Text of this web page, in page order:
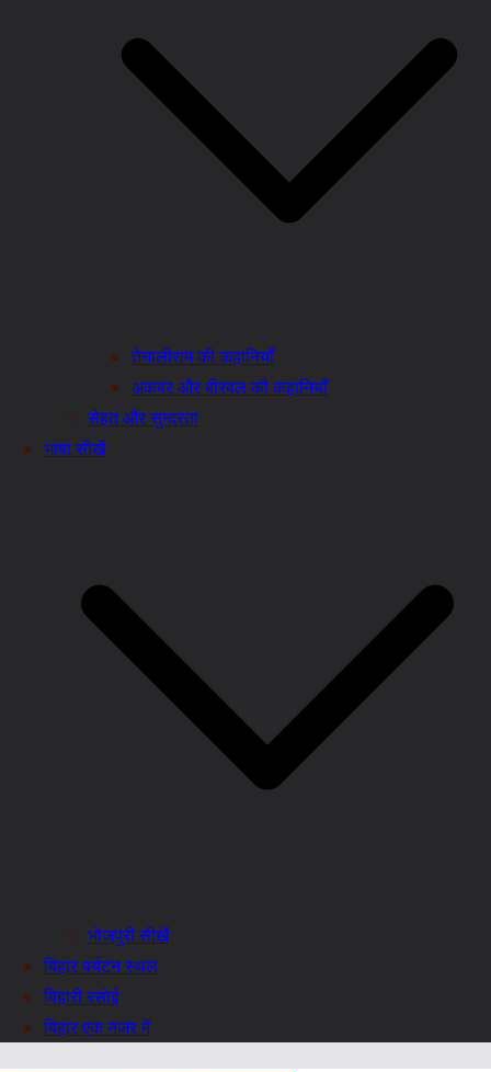
तेनालीराम की कहानियाँ
अकबर और बीरबल की कहानियाँ
सेहत और सुन्दरता
भाषा सीखें
भोजपुरी सीखें
बिहार पर्यटन स्थल
बिहारी रसोई
बिहार एक नजर में